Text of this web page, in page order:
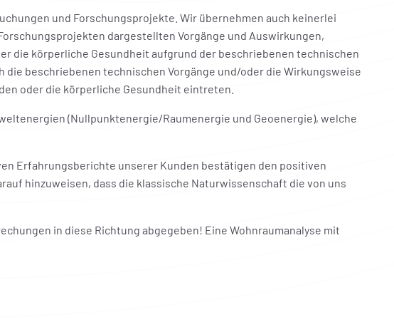
und Forschungsprojekte. Wir übernehmen auch keinerlei
dargestellten Vorgänge und Auswirkungen,
die körperliche Gesundheit aufgrund der beschriebenen technischen
beschriebenen technischen Vorgänge und/oder die Wirkungsweise
oder die körperliche Gesundheit eintreten.
(Nullpunktenergie/Raumenergie und Geoenergie), welche
Erfahrungsberichte unserer Kunden bestätigen den positiven
hinzuweisen, dass die klassische Naturwissenschaft die von uns
in diese Richtung abgegeben! Eine Wohnraumanalyse mit